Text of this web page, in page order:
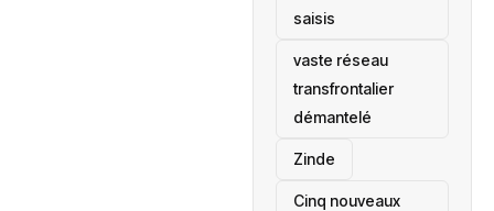
saisis
vaste réseau
transfrontalier
démantelé
Zinde
Cinq nouveaux